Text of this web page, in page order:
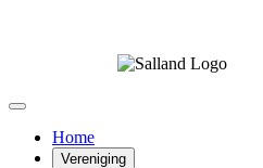
Home
Vereniging